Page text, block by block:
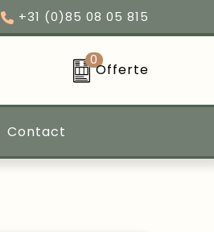
+31 (0)85 08 05 815
0
Offerte
Contact